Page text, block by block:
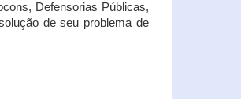
Defensorias Públicas,
de seu problema de